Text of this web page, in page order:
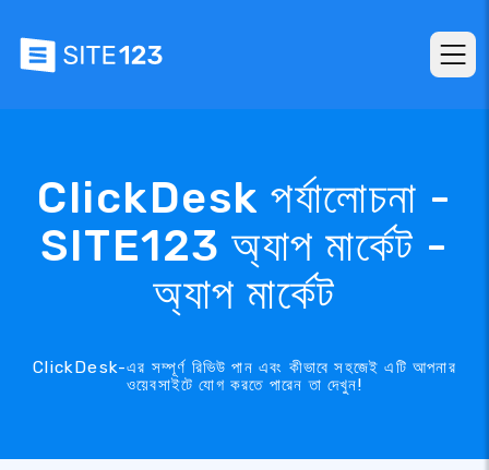
ClickDesk পর্যালোচনা -
SITE123 অ্যাপ মার্কেট -
অ্যাপ মার্কেট
ClickDesk-এর সম্পূর্ণ রিভিউ পান এবং কীভাবে সহজেই এটি আপনার
ওয়েবসাইটে যোগ করতে পারেন তা দেখুন!